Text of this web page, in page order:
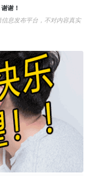
谢！
息发布平台，不对内容真实